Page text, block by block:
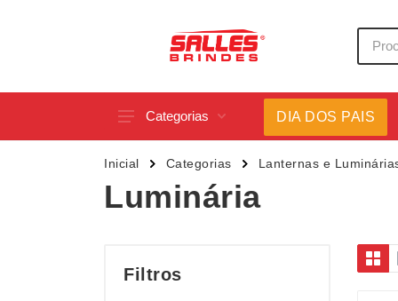
Categorias
Acessórios p/ Celular
Acessórios para Carros
Bar e Bebidas
Bolsas Térmicas
Canecas
Casa
DIA DOS PAIS
Inicial Categorias Lanternas e
Luminária
Filtros